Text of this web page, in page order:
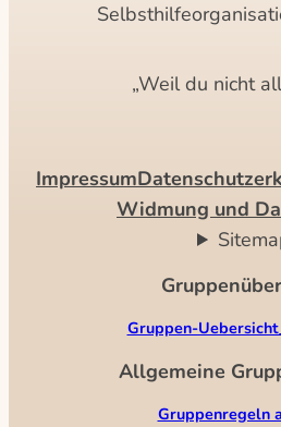
„Weil du nicht
Impressum
Widmung und
Gruppen-
Allgemeine
Gruppenregeln